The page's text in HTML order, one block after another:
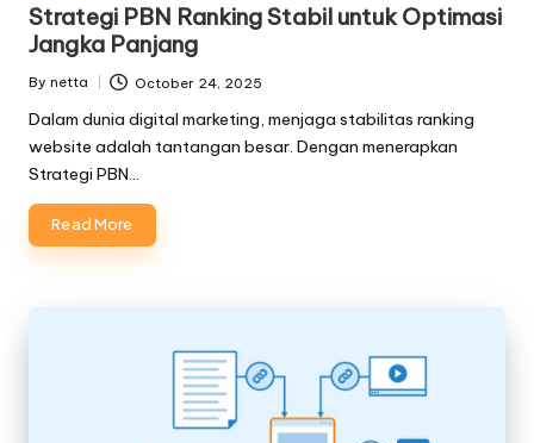
Strategi PBN Ranking Stabil untuk Optimasi
Jangka Panjang
Posted
By netta October 24, 2025
Dalam dunia digital marketing, menjaga stabilitas ranking
website adalah tantangan besar. Dengan menerapkan
Strategi PBN…
Read More